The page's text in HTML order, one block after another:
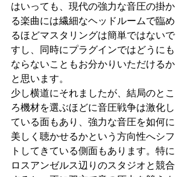
はいっても、現代の強力な音圧の掛か
る楽曲には繊細なヘッドルームで臨め
るほどマスタリングは簡単ではないで
すし、同時にプラグインではどうにも
ならないこともお分かりいただけるか
と思います。
少し横道にそれましたが、結局のとこ
ろ機材を選ぶほどに音圧戦争は激化し
ている面もあり、強力な音圧を如何に
美しく聴かせるかという方向性へシフ
トしてきている側面もあります。特に
ロスアンゼルス辺りのスタジオと競合